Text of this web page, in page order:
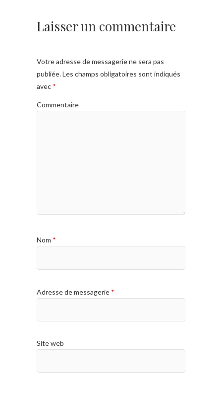
Laisser un commentaire
Votre adresse de messagerie ne sera pas
publiée.Les champs obligatoires sont indiqués
avec *
Commentaire
Nom *
Adresse de messagerie *
Site web